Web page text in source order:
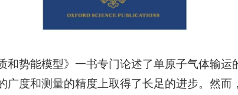
和势能模型》一书专门论述了单原子气体输
广度和测量的精度上取得了长足的进步。然